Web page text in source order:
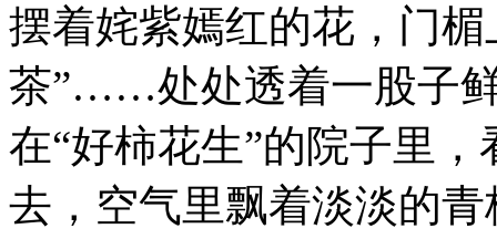
摆着姹紫嫣红的花，门
茶”……处处透着一股子
在“好柿花生”的院子里
去，空气里飘着淡淡的